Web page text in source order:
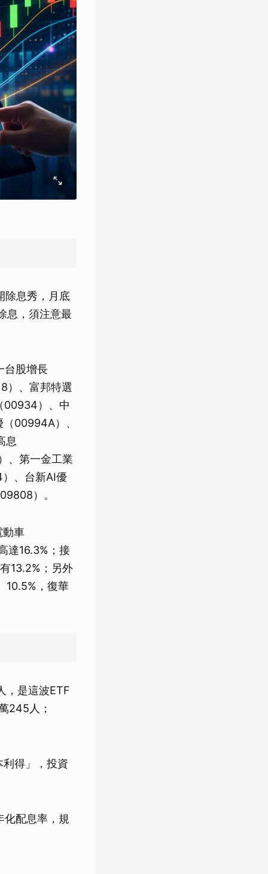
除息秀，月底
息，須注意最
台股增長
）、富邦特選
00934）、中
00994A）、
息
、第一金工業
、台新AI優
）。
動車
達16.3%；接
13.2%；另外
10.5%，復華
，是這波ETF
245人；
得」，投資
化配息率，規